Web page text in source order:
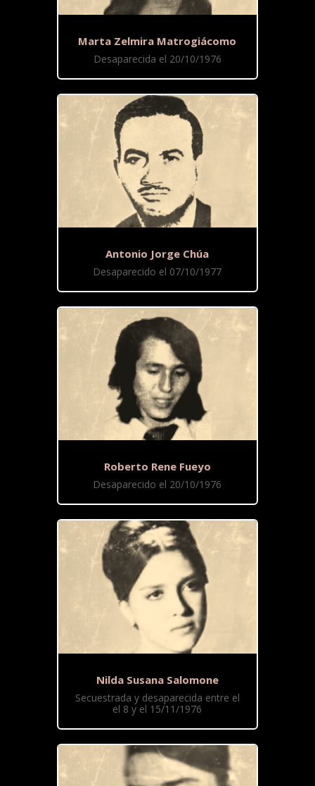
Marta Zelmira Matrogiácomo
Desaparecida el 20/10/1976
Antonio Jorge Chúa
Desaparecido el 07/10/1977
Roberto Rene Fueyo
Desaparecido el 20/10/1976
Nilda Susana Salomone
Secuestrada y desaparecida entre el
el 8 y el 15/11/1976